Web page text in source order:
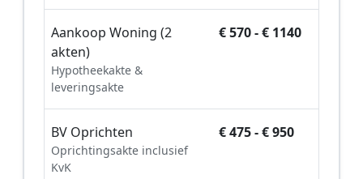
Aankoop Woning (2
akten)
Hypotheekakte &
leveringsakte
€ 570 - € 1140
BV Oprichten
Oprichtingsakte inclusief
KvK
€ 475 - € 950